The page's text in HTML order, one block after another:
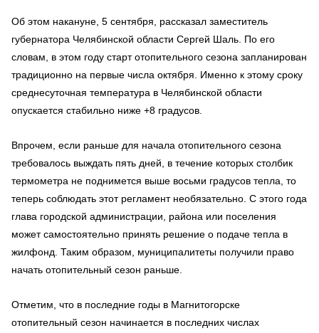
Об этом накануне, 5 сентября, рассказал заместитель
губернатора Челябинской области Сергей Шаль. По его
словам, в этом году старт отопительного сезона запланирован
традиционно на первые числа октября. Именно к этому сроку
среднесуточная температура в Челябинской области
опускается стабильно ниже +8 градусов.
Впрочем, если раньше для начала отопительного сезона
требовалось выждать пять дней, в течение которых столбик
термометра не поднимется выше восьми градусов тепла, то
теперь соблюдать этот регламент необязательно. С этого года
глава городской администрации, района или поселения
может самостоятельно принять решение о подаче тепла в
жилфонд. Таким образом, муниципалитеты получили право
начать отопительный сезон раньше.
Отметим, что в последние годы в Магнитогорске
отопительный сезон начинается в последних числах